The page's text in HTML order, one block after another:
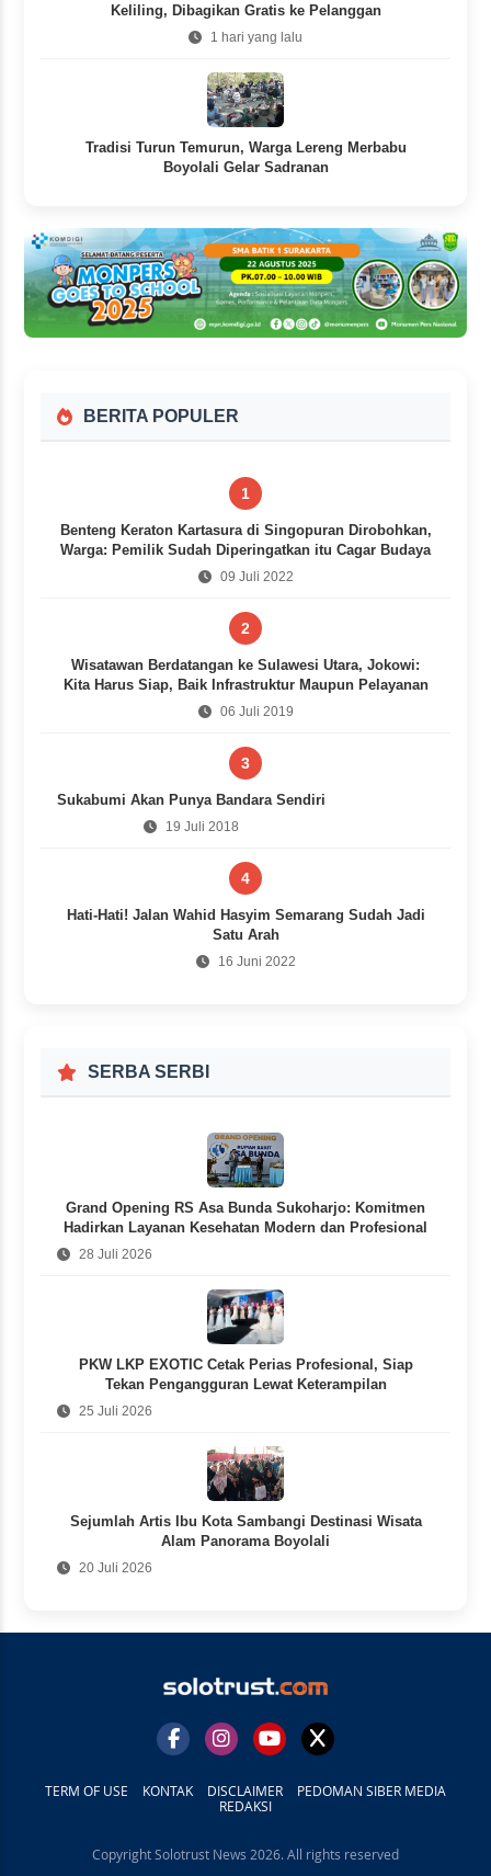
Keliling, Dibagikan Gratis ke Pelanggan
1 hari yang lalu
Tradisi Turun Temurun, Warga Lereng Merbabu
Boyolali Gelar Sadranan
BERITA POPULER
1
Benteng Keraton Kartasura di Singopuran Dirobohkan,
Warga: Pemilik Sudah Diperingatkan itu Cagar Budaya
09 Juli 2022
2
Wisatawan Berdatangan ke Sulawesi Utara, Jokowi:
Kita Harus Siap, Baik Infrastruktur Maupun Pelayanan
06 Juli 2019
3
Sukabumi Akan Punya Bandara Sendiri
19 Juli 2018
4
Hati-Hati! Jalan Wahid Hasyim Semarang Sudah Jadi
Satu Arah
16 Juni 2022
SERBA SERBI
Grand Opening RS Asa Bunda Sukoharjo: Komitmen
Hadirkan Layanan Kesehatan Modern dan Profesional
28 Juli 2026
PKW LKP EXOTIC Cetak Perias Profesional, Siap
Tekan Pengangguran Lewat Keterampilan
25 Juli 2026
Sejumlah Artis Ibu Kota Sambangi Destinasi Wisata
Alam Panorama Boyolali
20 Juli 2026
TERM OF USE KONTAK DISCLAIMER
PEDOMAN SIBER MEDIA
REDAKSI
Copyright Solotrust News 2026. All rights reserved